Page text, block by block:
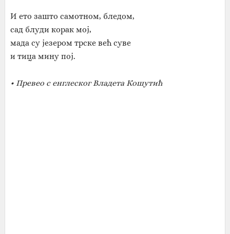
И ето зашто самотном, бледом,
сад блуди корак мој,
мада су језером трске већ суве
и тица мину пој.
• Превео с енглеског Владета Кошутић